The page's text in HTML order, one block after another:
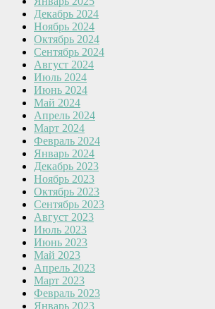
Декабрь 2024
Ноябрь 2024
Октябрь 2024
Сентябрь 2024
Август 2024
Июль 2024
Июнь 2024
Май 2024
Апрель 2024
Март 2024
Февраль 2024
Январь 2024
Декабрь 2023
Ноябрь 2023
Октябрь 2023
Сентябрь 2023
Август 2023
Июль 2023
Июнь 2023
Май 2023
Апрель 2023
Март 2023
Февраль 2023
Январь 2023